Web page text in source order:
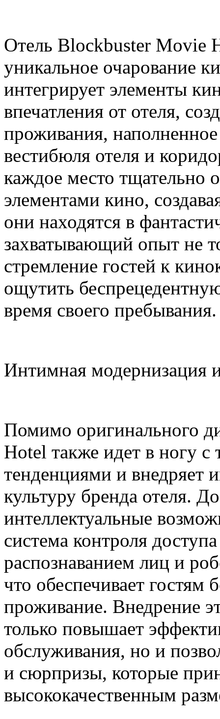
Отель Blockbuster Movie
уникальное очарование
интегрирует элементы
впечатления от отеля,
проживания,
вестибюля отеля и
каждое место тщательно
элементами кино,
они находятся в
захватывающий опыт не
стремление гостей к
ощутить
время своего пребывания.
Интимная модернизация
Помимо оригинального
Hotel также идет в ногу с
тенденциями и внедряет
культуру бренда отеля.
интеллектуальные
система контроля
распознаванием лиц и
что обеспечивает гостям
проживание. Внедрение
только повышает
обслуживания, но и
и сюрпризы, которые
высококачественным